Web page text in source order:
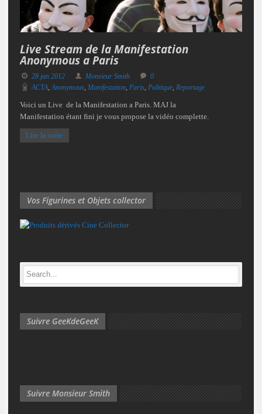
Live Stream de la Manifestation
Anonymous a Paris
28 jan 2012 Monsieur Smith
0
ACTA,Anonymous, Manifestation, Paris, Politique, Reportage
Voici un Live de la Manifestation a Paris. MAJ la
Manifestation étant fini je vous propose la vidéo complette.
Lire la suite
Vos Figurines et Objets collector
Suivre GeeKdeGeeK
Suivre Monsieur Smith